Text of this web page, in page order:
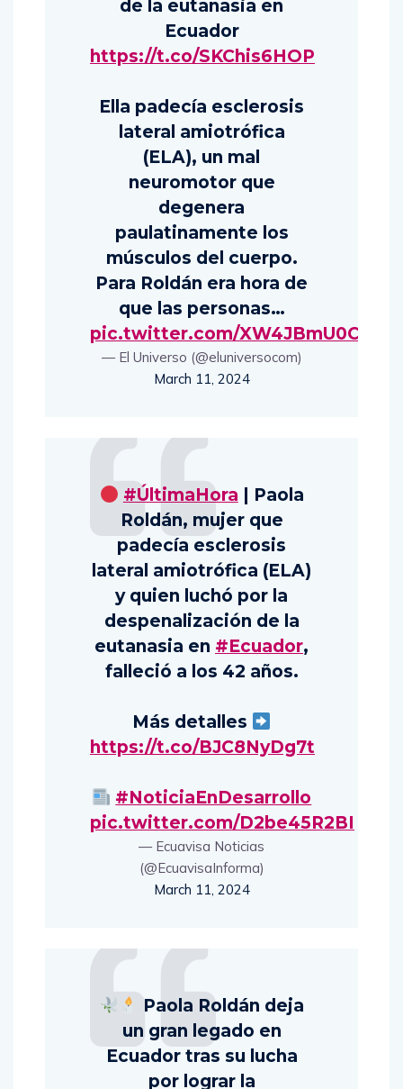
de la eutanasia en
Ecuador
https://t.co/SKChis6HOP
Ella padecía esclerosis
lateral amiotrófica
(ELA), un mal
neuromotor que
degenera
paulatinamente los
músculos del cuerpo.
Para Roldán era hora de
que las personas…
pic.twitter.com/XW4JBmU0C0
— El Universo (@eluniversocom)
March 11, 2024
#ÚltimaHora | Paola
Roldán, mujer que
padecía esclerosis
lateral amiotrófica (ELA)
y quien luchó por la
despenalización de la
eutanasia en #Ecuador,
falleció a los 42 años.
Más detalles
https://t.co/BJC8NyDg7t
#NoticiaEnDesarrollo
pic.twitter.com/D2be45R2BI
— Ecuavisa Noticias
(@EcuavisaInforma)
March 11, 2024
Paola Roldán deja
un gran legado en
Ecuador tras su lucha
por lograr la